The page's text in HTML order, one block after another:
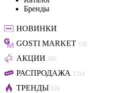
Бренды
НОВИНКИ
GOSTI MARKET 128
АКЦИИ 386
РАСПРОДАЖА 1214
ТРЕНДЫ 634